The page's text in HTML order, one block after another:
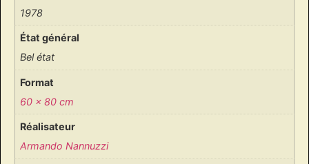
1978
État général
Bel état
Format
60 x 80 cm
Réalisateur
Armando Nannuzzi